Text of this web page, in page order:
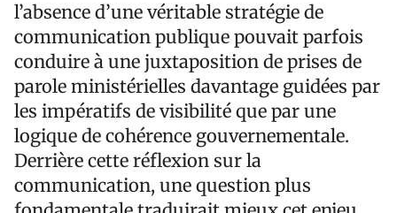
l’absence d’une véritable stratégie de
communication publique pouvait parfois
conduire à une juxtaposition de prises de
parole ministérielles davantage guidées par
les impératifs de visibilité que par une
logique de cohérence gouvernementale.
Derrière cette réflexion sur la
communication, une question plus